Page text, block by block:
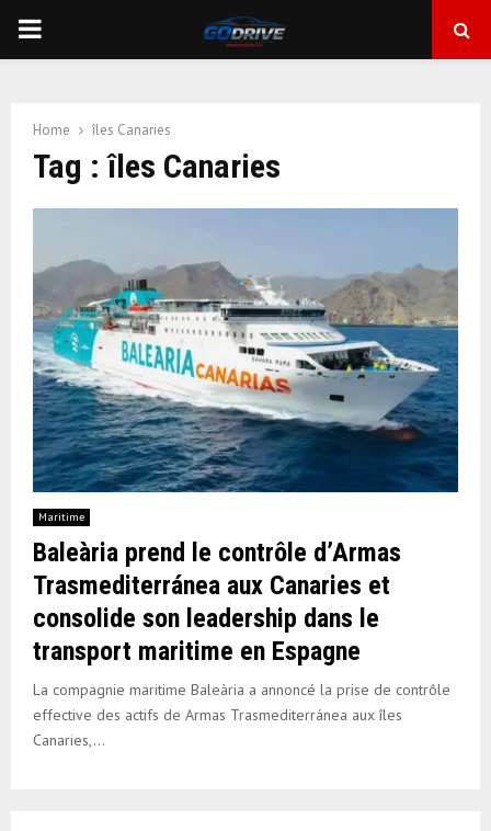
PRIMARY
Home îles Canaries
Tag : îles Canaries
Maritime
Baleària prend le contrôle d’Armas
Trasmediterránea aux Canaries et
consolide son leadership dans le
transport maritime en Espagne
La compagnie maritime Baleària a annoncé la prise de contrôle
effective des actifs de Armas Trasmediterránea aux îles
Canaries,...